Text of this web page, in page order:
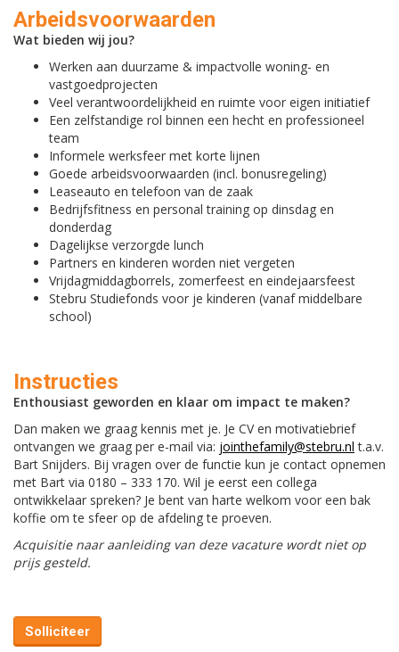
Arbeidsvoorwaarden
Wat bieden wij jou?
Werken aan duurzame & impactvolle woning- en
vastgoedprojecten
Veel verantwoordelijkheid en ruimte voor eigen initiatief
Een zelfstandige rol binnen een hecht en professioneel
team
Informele werksfeer met korte lijnen
Goede arbeidsvoorwaarden (incl. bonusregeling)
Leaseauto en telefoon van de zaak
Bedrijfsfitness en personal training op dinsdag en
donderdag
Dagelijkse verzorgde lunch
Partners en kinderen worden niet vergeten
Vrijdagmiddagborrels, zomerfeest en eindejaarsfeest
Stebru Studiefonds voor je kinderen (vanaf middelbare
school)
Instructies
Enthousiast geworden en klaar om impact te maken?
Dan maken we graag kennis met je. Je CV en motivatiebrief
ontvangen we graag per e-mail via: jointhefamily@stebru.nl t.a.v.
Bart Snijders. Bij vragen over de functie kun je contact opnemen
met Bart via 0180 – 333 170. Wil je eerst een collega
ontwikkelaar spreken? Je bent van harte welkom voor een bak
koffie om te sfeer op de afdeling te proeven.
Acquisitie naar aanleiding van deze vacature wordt niet op
prijs gesteld.
Solliciteer